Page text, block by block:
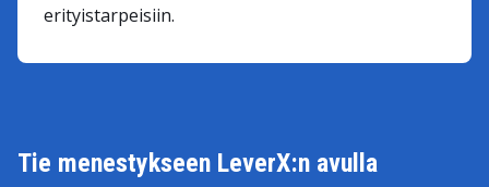
erityistarpeisiin.
Tie menestykseen LeverX:n avulla